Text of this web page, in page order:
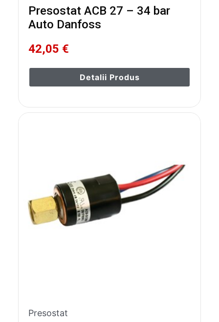
Presostat ACB 27 – 34 bar
Auto Danfoss
42,05 €
Detalii Produs
Presostat